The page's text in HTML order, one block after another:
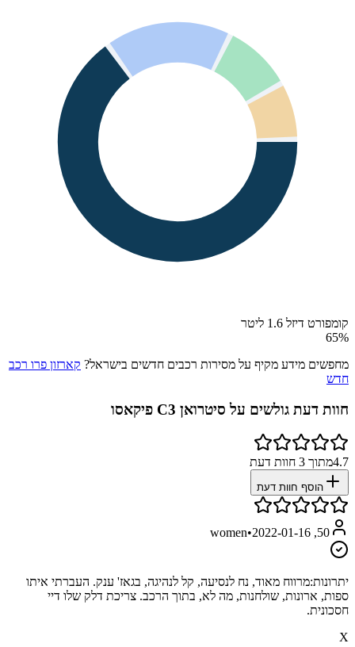
קומפורט דיזל 1.6 ליטר
65%
מחפשים מידע מקיף על מסירות רכבים חדשים בישראל? קארזון פרו רכב
חדש
חוות דעת גולשים על סיטרואן C3 פיקאסו
4.7מתוך 3 חוות דעת
הוסף חוות דעת
50, women
•2022-01-16
יתרונות:מרווח מאוד, נח לנסיעה, קל לנהיגה, בגאז' ענק. העברתי איתו
ספות, ארונות, שולחנות, מה לא, בתוך הרכב. צריכת דלק שלו דיי
חסכונית.
X